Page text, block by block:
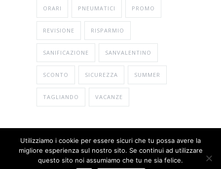
ORARI PNEUMATICI PROMO
REVISIONE RISPARMIO
SANIFICAZIONE SANVALENTINO
SCONTO SICUREZZA SUMMER
TAGLIANDO VACANZE
© Copyright 2026Gema Bosch Car Service
Utilizziamo i cookie per essere sicuri che tu possa avere la
migliore esperienza sul nostro sito. Se continui ad utilizzare
questo sito noi assumiamo che tu ne sia felice.